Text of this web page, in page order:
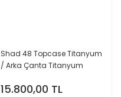
Shad 48 Topcase Titanyum
/ Arka Çanta Titanyum
15.800,00 TL